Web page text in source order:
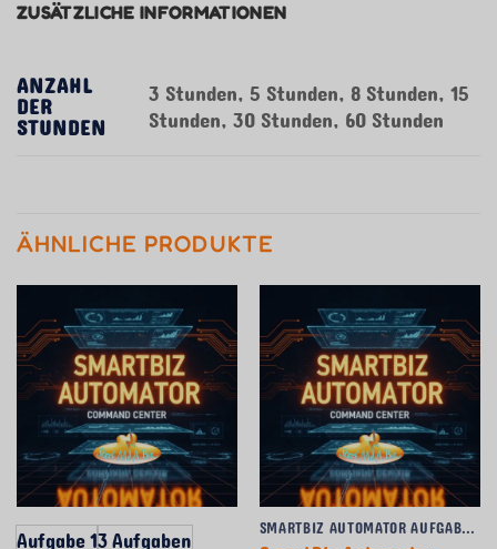
ZUSÄTZLICHE INFORMATIONEN
ANZAHL
DER
STUNDEN
3 Stunden, 5 Stunden, 8 Stunden, 15
Stunden, 30 Stunden, 60 Stunden
ÄHNLICHE PRODUKTE
Aufgabe 13 Aufgaben
SMARTBIZ AUTOMATOR AUFGABENPAKETE & -PÄSSE